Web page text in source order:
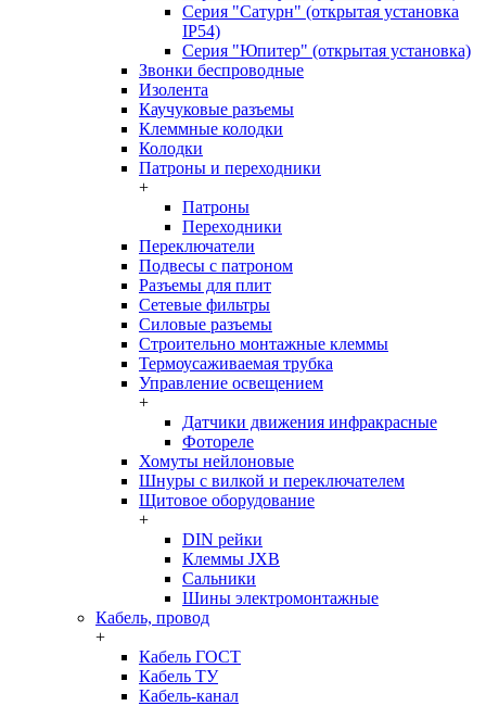
Серия "Сатурн" (открытая установка
IP54)
Серия "Юпитер" (открытая установка)
Звонки беспроводные
Изолента
Каучуковые разъемы
Клеммные колодки
Колодки
Патроны и переходники
+
Патроны
Переходники
Переключатели
Подвесы с патроном
Разъемы для плит
Сетевые фильтры
Силовые разъемы
Строительно монтажные клеммы
Термоусаживаемая трубка
Управление освещением
+
Датчики движения инфракрасные
Фотореле
Хомуты нейлоновые
Шнуры с вилкой и переключателем
Щитовое оборудование
+
DIN рейки
Клеммы JXB
Сальники
Шины электромонтажные
Кабель, провод
+
Кабель ГОСТ
Кабель ТУ
Кабель-канал